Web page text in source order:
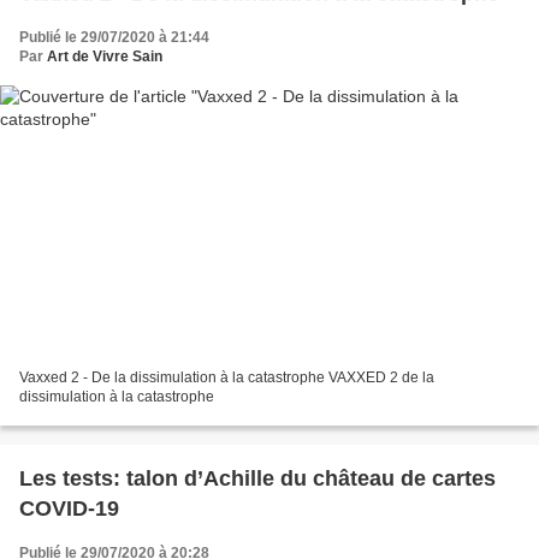
Publié le 29/07/2020 à 21:44
Par Art de Vivre Sain
Vaxxed 2 - De la dissimulation à la catastrophe VAXXED 2 de la
dissimulation à la catastrophe
Les tests: talon d’Achille du château de cartes
COVID-19
Publié le 29/07/2020 à 20:28